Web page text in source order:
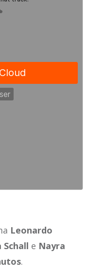
Leonardo
Schall e Nayra
.